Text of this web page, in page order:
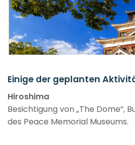
Einige der geplanten
Hiroshima
Besichtigung von „The Dome“,
des Peace Memorial Museums.